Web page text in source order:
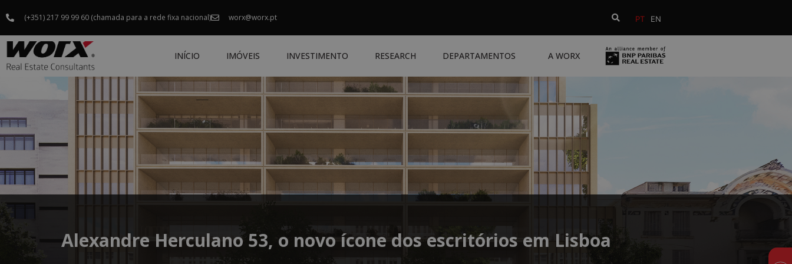
(+351) 217 99 99 60 (chamada para a rede fixa nacional) worx@worx.pt PT EN
INÍCIO IMÓVEIS INVESTIMENTO RESEARCH DEPARTAMENTOS A WORX
Alexandre Herculano 53, o novo ícone dos escritórios em Lisboa